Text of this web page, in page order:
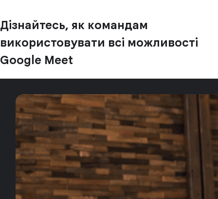
Дізнайтесь, як командам
використовувати всі можливості
Google Meet